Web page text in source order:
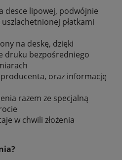
desce lipowej, podwójnie
płatkami
na deskę, dzięki
druku bezpośredniego
oraz informację
razem ze specjalną
w chwili złożenia